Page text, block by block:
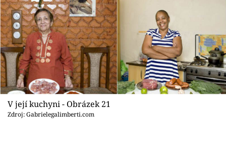
V její kuchyni - Obrázek 21
Zdroj: Gabrielegalimberti.com